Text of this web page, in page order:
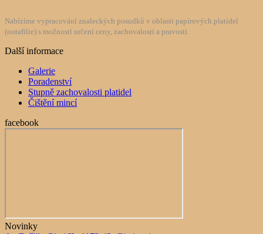
Nabízíme vypracování znaleckých posudků v oblasti papírových platidel
(notafilie) s možností určení ceny, zachovalosti a pravosti.
Další informace
Galerie
Poradenství
Stupně zachovalosti platidel
Čištění mincí
facebook
Novinky